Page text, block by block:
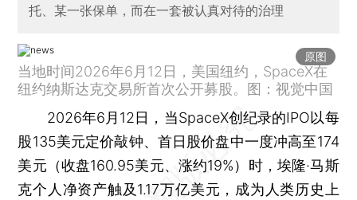
托、某一张保单，而在一套被认真对待的治理
原图
当地时间2026年6月12日，美国纽约，SpaceX在
纽约纳斯达克交易所首次公开募股。图：视觉中国
2026年6月12日，当SpaceX创纪录的IPO以每
股135美元定价敲钟、首日股价盘中一度冲高至174
美元（收盘160.95美元、涨约19%）时，埃隆·马斯
克个人净资产触及1.17万亿美元，成为人类历史上